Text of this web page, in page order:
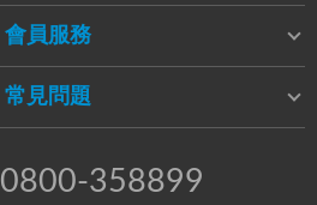
會員服務
常見問題
0800-358899